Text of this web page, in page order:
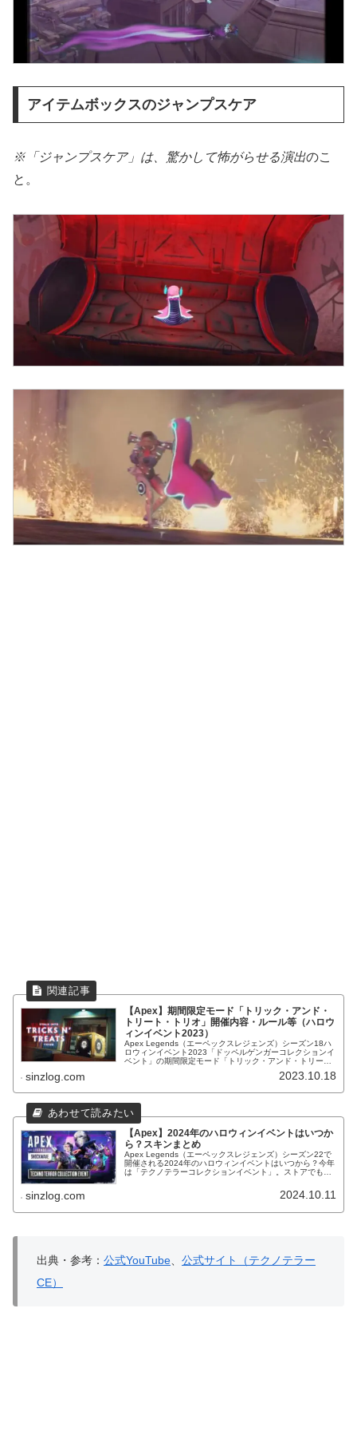
アイテムボックスのジャンプスケア
※「ジャンプスケア」は、驚かして怖がらせる演出のこ
と。
【Apex】期間限定モード「トリック・アンド・
トリート・トリオ」開催内容・ルール等（ハロウ
ィンイベント2023）
Apex Legends（エーペックスレジェンズ）シーズン18ハ
ロウィンイベント2023「ドッペルゲンガーコレクションイ
ベント」の期間限定モード「トリック・アンド・トリー
sinzlog.com 2023.10.18
【Apex】2024年のハロウィンイベントはいつか
ら？スキンまとめ
Apex Legends（エーペックスレジェンズ）シーズン22で
開催される2024年のハロウィンイベントはいつから？今年
は「テクノテラーコレクションイベント」。ストアでもハ
sinzlog.com 2024.10.11
出典・参考： 公式YouTube
公式サイト（テクノテラー
CE）